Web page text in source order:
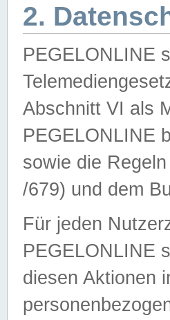
2.
PEGELONLINE
Abschnitt VI als
PEGELONLINE
sowie die
/679) und dem
Für jeden
PEGELONLINE
diesen Aktionen